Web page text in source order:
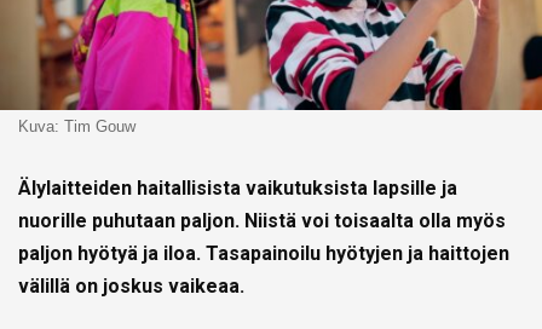
Kuva: Tim Gouw
Älylaitteiden haitallisista vaikutuksista lapsille ja
nuorille puhutaan paljon. Niistä voi toisaalta olla myös
paljon hyötyä ja iloa. Tasapainoilu hyötyjen ja haittojen
välillä on joskus vaikeaa.